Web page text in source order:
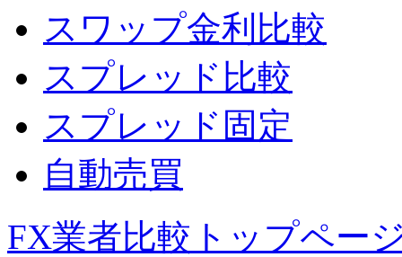
スワップ金利比較
スプレッド比較
スプレッド固定
自動売買
FX業者比較トップペー